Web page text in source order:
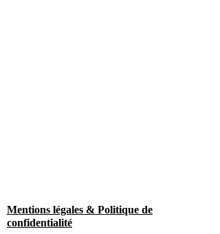
Mentions légales & Politique de
confidentialité